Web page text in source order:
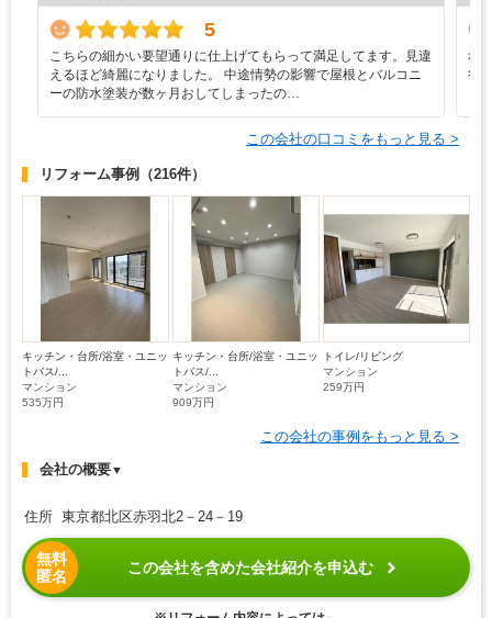
5
こちらの細かい要望通りに仕上げてもらって満足してます。見違
えるほど綺麗になりました。 中途情勢の影響で屋根とバルコニ
ーの防水塗装が数ヶ月おしてしまったの…
希
行
この会社の口コミをもっと見る >
リフォーム事例 （216件）
キッチン・台所/浴室・ユニッ
トバス/...
マンション
535万円
キッチン・台所/浴室・ユニッ
トバス/...
マンション
909万円
トイレ/リビング
マンション
259万円
この会社の事例をもっと見る >
会社の概要▼
住所 東京都北区赤羽北2－24－19
無料
匿名
この会社を含めた会社紹介を申込む